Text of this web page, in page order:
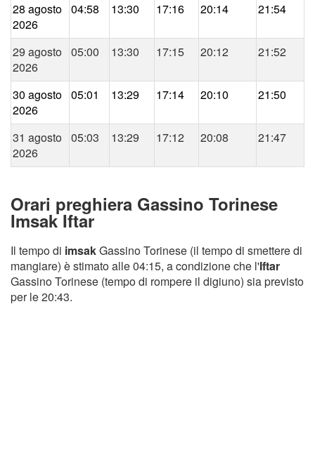
28 agosto
2026
04:58 13:30 17:16 20:14 21:54
29 agosto
2026
05:00 13:30 17:15 20:12 21:52
30 agosto
2026
05:01 13:29 17:14 20:10 21:50
31 agosto
2026
05:03 13:29 17:12 20:08 21:47
Orari preghiera Gassino Torinese
Imsak Iftar
Il tempo di imsakGassino Torinese (il tempo di smettere di
mangiare) è stimato alle 04:15, a condizione che l'Iftar
Gassino Torinese (tempo di rompere il digiuno) sia previsto
per le 20:43.